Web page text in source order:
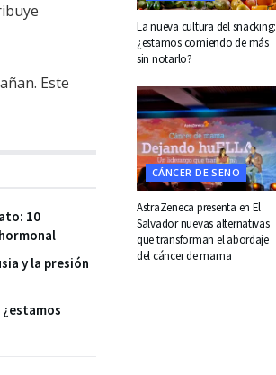
Este
10
y la presión
La nueva cultura del snacking:
¿estamos comiendo de más
sin notarlo?
CÁNCER DE SENO
AstraZeneca presenta en El
Salvador nuevas alternativas
que transforman el abordaje
del cáncer de mama